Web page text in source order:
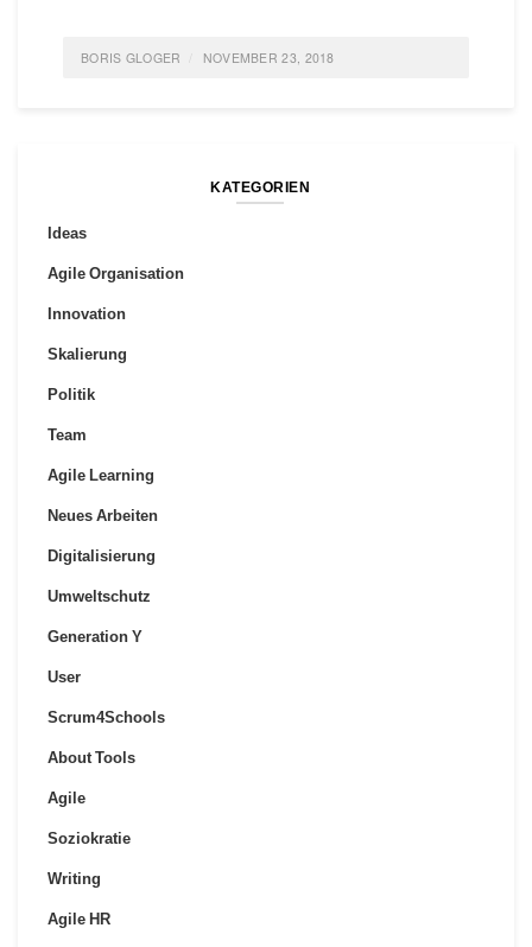
BORIS GLOGER NOVEMBER 23, 2018
0 COMMENTSKATEGORIEN
Ideas
Agile Organisation
Innovation
Skalierung
Politik
Team
Agile Learning
Neues Arbeiten
Digitalisierung
Umweltschutz
Generation Y
User
Scrum4Schools
About Tools
Agile
Soziokratie
Writing
Agile HR